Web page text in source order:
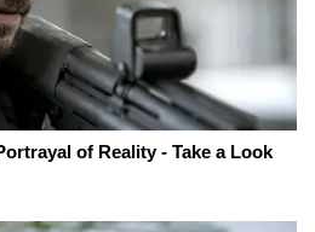
of Reality - Take a Look